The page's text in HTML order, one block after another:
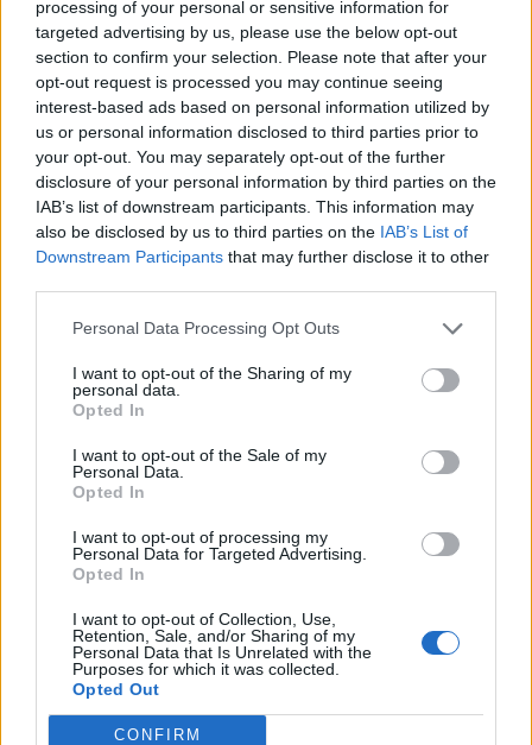
processing of your personal or sensitive information for
targeted advertising by us, please use the below opt-out
section to confirm your selection. Please note that after your
opt-out request is processed you may continue seeing
interest-based ads based on personal information utilized by
us or personal information disclosed to third parties prior to
your opt-out. You may separately opt-out of the further
disclosure of your personal information by third parties on the
IAB’s list of downstream participants. This information may
also be disclosed by us to third parties on the IAB’s List of
Downstream Participants that may further disclose it to other
Personal Data Processing Opt Outs
I want to opt-out of the Sharing of my
personal data.
Opted In
I want to opt-out of the Sale of my
Personal Data.
Opted In
I want to opt-out of processing my
Personal Data for Targeted Advertising.
Opted In
I want to opt-out of Collection, Use,
Retention, Sale, and/or Sharing of my
Personal Data that Is Unrelated with the
Purposes for which it was collected.
Opted Out
CONFIRM
Хирошима призова за мир и
недопускане на нова ядрена трагедия
07.08.2026 / 14:00
Тръмп забрани „родилния туризъм“ в
САЩ